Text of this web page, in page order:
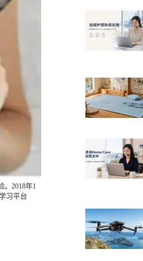
。2018年1
习平台